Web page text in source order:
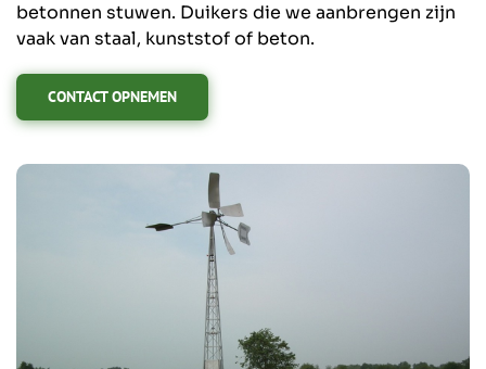
betonnen stuwen. Duikers die we aanbrengen zijn
vaak van staal, kunststof of beton.
CONTACT OPNEMEN